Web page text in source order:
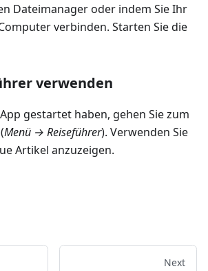
Dateimanager oder indem Sie Ihr
verbinden. Starten Sie die
verwenden
gestartet haben, gehen Sie zum
Menü → Reiseführer). Verwenden Sie
Artikel anzuzeigen.
Next